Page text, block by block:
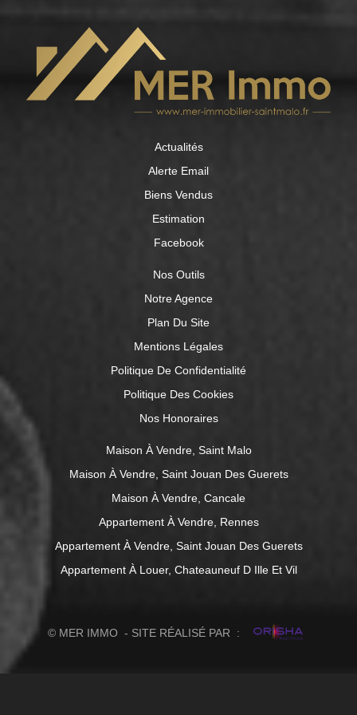
indépendante avec wc. Un garage (13 m2) et de
nombreux rangements extérieurs complètent ce bien. Les
espaces de vie sont baignés de lumière grâce à la façade
exposée Sud-Ouest. En parfait état, la maison a fait l'objet
d'une rénovation de qualité et a été optimisée pour
exploiter pleinement chaque espace. Toiture et zinguerie
Actualités
Alerte Email
Biens Vendus
Estimation
Facebook
Nos Outils
Notre Agence
Plan Du Site
Mentions Légales
Politique De Confidentialité
Politique Des Cookies
Nos Honoraires
Maison À Vendre, Saint Malo
Maison À Vendre, Saint Jouan Des Guerets
Maison À Vendre, Cancale
Appartement À Vendre, Rennes
Appartement À Vendre, Saint Jouan Des Guerets
Appartement À Louer, Chateauneuf D Ille Et Vil
© MER IMMO - SITE RÉALISÉ PAR :